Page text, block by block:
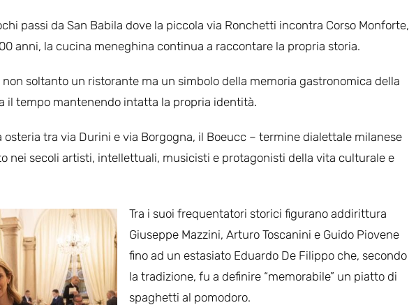
passi da San Babila dove la piccola via Ronchetti incontra Corso Monforte,
anni, la cucina meneghina continua a raccontare la propria storia.
non soltanto un ristorante ma un simbolo della memoria gastronomica della
il tempo mantenendo intatta la propria identità.
tra via Durini e via Borgogna, il Boeucc – termine dialettale milanese
nei secoli artisti, intellettuali, musicisti e protagonisti della vita culturale e
Tra i suoi frequentatori storici figurano addirittura
Giuseppe Mazzini, Arturo Toscanini e Guido Piovene
fino ad un estasiato Eduardo De Filippo che, secondo
la tradizione, fu a definire “memorabile” un piatto di
spaghetti al pomodoro.